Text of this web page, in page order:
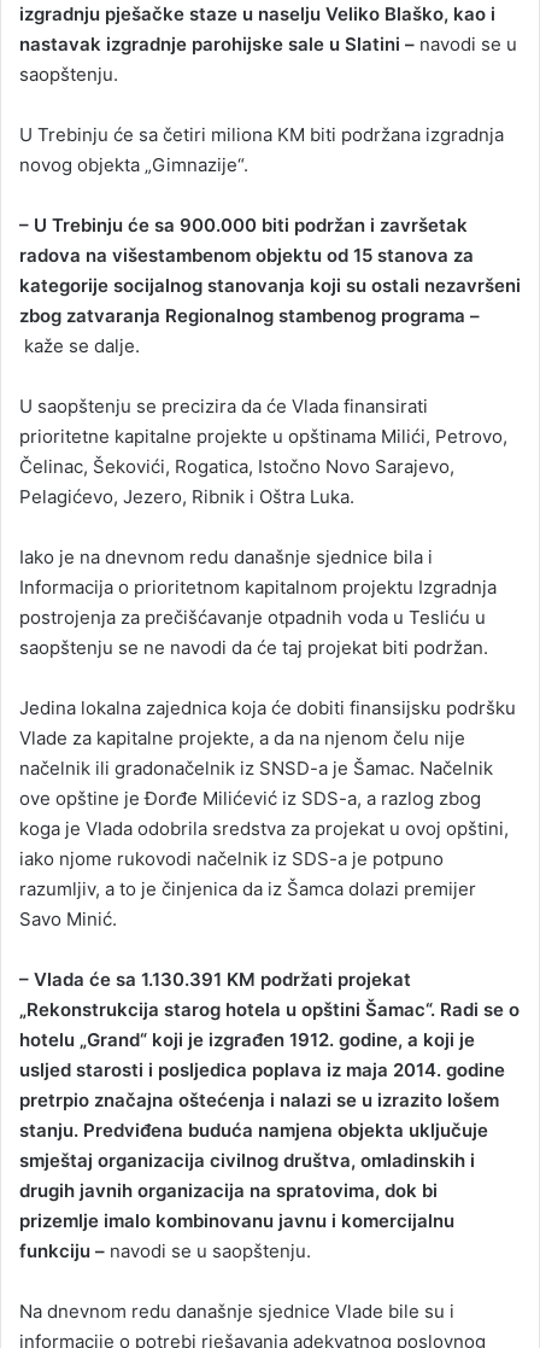
izgradnju pješačke staze u naselju Veliko Blaško, kao i
nastavak izgradnje parohijske sale u Slatini – navodi se u
saopštenju.
U Trebinju će sa četiri miliona KM biti podržana izgradnja
novog objekta „Gimnazije“.
– U Trebinju će sa 900.000 biti podržan i završetak
radova na višestambenom objektu od 15 stanova za
kategorije socijalnog stanovanja koji su ostali nezavršeni
zbog zatvaranja Regionalnog stambenog programa –
kaže se dalje.
U saopštenju se precizira da će Vlada finansirati
prioritetne kapitalne projekte u opštinama Milići, Petrovo,
Čelinac, Šekovići, Rogatica, Istočno Novo Sarajevo,
Pelagićevo, Jezero, Ribnik i Oštra Luka.
Iako je na dnevnom redu današnje sjednice bila i
Informacija o prioritetnom kapitalnom projektu Izgradnja
postrojenja za prečišćavanje otpadnih voda u Tesliću u
saopštenju se ne navodi da će taj projekat biti podržan.
Jedina lokalna zajednica koja će dobiti finansijsku podršku
Vlade za kapitalne projekte, a da na njenom čelu nije
načelnik ili gradonačelnik iz SNSD-a je Šamac. Načelnik
ove opštine je Đorđe Milićević iz SDS-a, a razlog zbog
koga je Vlada odobrila sredstva za projekat u ovoj opštini,
iako njome rukovodi načelnik iz SDS-a je potpuno
razumljiv, a to je činjenica da iz Šamca dolazi premijer
Savo Minić.
– Vlada će sa 1.130.391 KM podržati projekat
„Rekonstrukcija starog hotela u opštini Šamac“. Radi se o
hotelu „Grand“ koji je izgrađen 1912. godine, a koji je
usljed starosti i posljedica poplava iz maja 2014. godine
pretrpio značajna oštećenja i nalazi se u izrazito lošem
stanju. Predviđena buduća namjena objekta uključuje
smještaj organizacija civilnog društva, omladinskih i
drugih javnih organizacija na spratovima, dok bi
prizemlje imalo kombinovanu javnu i komercijalnu
funkciju – navodi se u saopštenju.
Na dnevnom redu današnje sjednice Vlade bile su i
informacije o potrebi rješavanja adekvatnog poslovnog